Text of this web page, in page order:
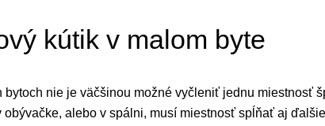
kútik v malom byte
bytoch nie je väčšinou možné vyčleniť jednu miestnosť
obývačke, alebo v spálni, musí miestnosť spĺňať aj